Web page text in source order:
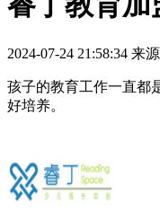
2024-07-24 21:58:34 来
孩子的教育工作一直都
好培养。